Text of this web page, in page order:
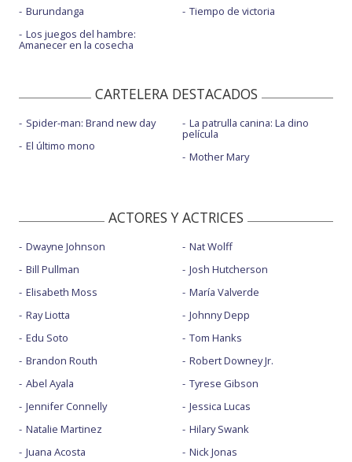
Burundanga
Los juegos del hambre:
Amanecer en la cosecha
Tiempo de victoria
CARTELERA DESTACADOS
Spider-man: Brand new day
El último mono
La patrulla canina: La dino
película
Mother Mary
ACTORES Y ACTRICES
Dwayne Johnson
Bill Pullman
Elisabeth Moss
Ray Liotta
Edu Soto
Brandon Routh
Abel Ayala
Jennifer Connelly
Natalie Martinez
Juana Acosta
Nat Wolff
Josh Hutcherson
María Valverde
Johnny Depp
Tom Hanks
Robert Downey Jr.
Tyrese Gibson
Jessica Lucas
Hilary Swank
Nick Jonas